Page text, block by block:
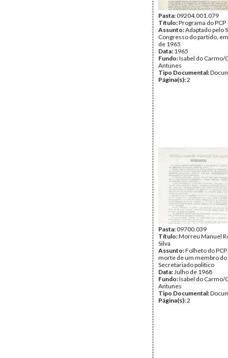
Pasta:09204.001.079
Título:Programa do PCP
Assunto:Adaptado pelo
Congresso do partido,
de 1965
Data: 1965
Fundo:Isabel do Carmo/
Antunes
Tipo Documental:
Página(s):2
Pasta:09700.039
Título:Morreu Manuel
Silva
Assunto:Folheto do
morte de um membro do
Secretariado politico
Data:Julho de 1968
Fundo:Isabel do Carmo/
Antunes
Tipo Documental:
Página(s):2